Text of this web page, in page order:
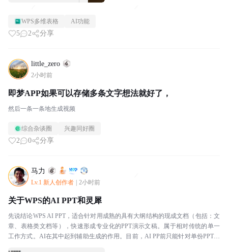
WPS多维表格 AI功能
5 2 分享
little_zero
2小时前
即梦APP如果可以存储多条文字想法就好了，
然后一条一条地生成视频
综合杂谈圈 兴趣同好圈
2 0 分享
马力
Lv.1 新人创作者 2小时前
关于WPS的AI PPT和灵犀
先说结论WPS AI PPT，适合针对用成熟的具有大纲结构的现成文档（包括：文
章、表格类文档等），快速形成专业化的PPT演示文稿。属于相对传统的单一
工作方式。AI在其中起到辅助生成的作用。目前，AI PP前只能针对单份PPT文